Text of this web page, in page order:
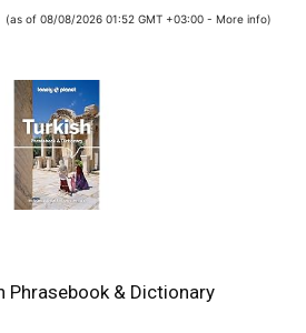
(as of 08/08/2026 01:52 GMT +03:00 - More info)
Phrasebook & Dictionary